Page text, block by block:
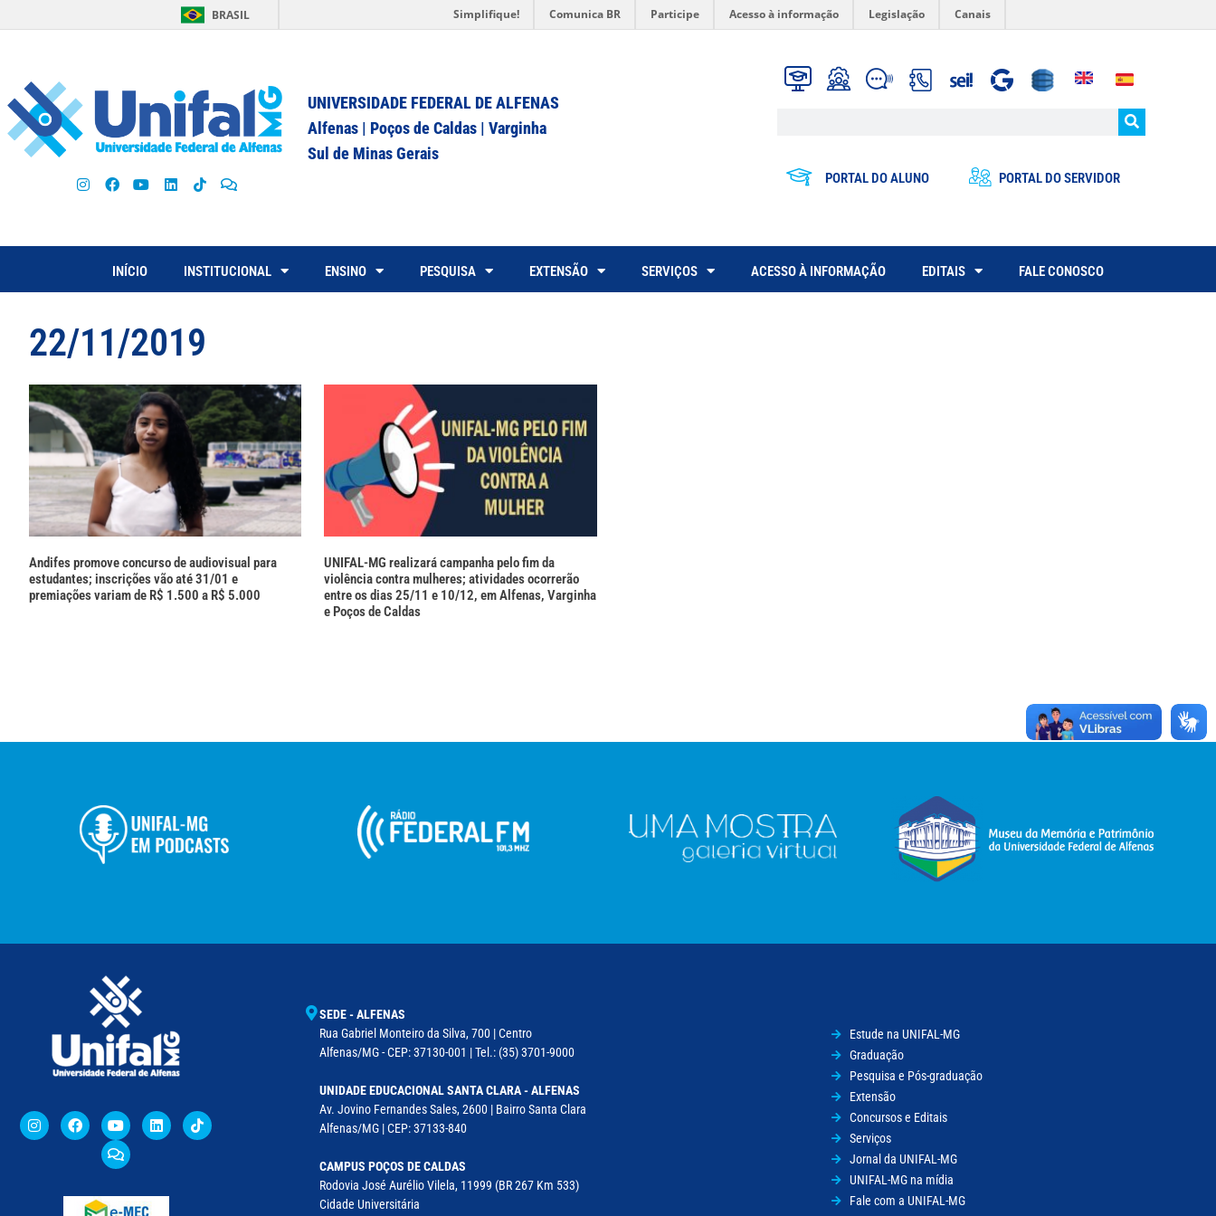
BRASIL Simplifique! Comunica BR Participe Acesso à informação Legislação Canais
UNIVERSIDADE FEDERAL DE ALFENAS
Alfenas | Poços de Caldas | Varginha
Sul de Minas Gerais
PORTAL DO ALUNO PORTAL DO SERVIDOR
INÍCIO INSTITUCIONAL ENSINO PESQUISA EXTENSÃO SERVIÇOS ACESSO À INFORMAÇÃO EDITAIS FALE CONOSCO
22/11/2019
Andifes promove concurso de audiovisual para
estudantes; inscrições vão até 31/01 e
premiações variam de R$ 1.500 a R$ 5.000
UNIFAL-MG realizará campanha pelo fim da
violência contra mulheres; atividades ocorrerão
entre os dias 25/11 e 10/12, em Alfenas, Varginha
e Poços de Caldas
SEDE - ALFENAS
Rua Gabriel Monteiro da Silva, 700 | Centro
Alfenas/MG - CEP: 37130-001 | Tel.: (35) 3701-9000
UNIDADE EDUCACIONAL SANTA CLARA - ALFENAS
Av. Jovino Fernandes Sales, 2600 | Bairro Santa Clara
Alfenas/MG | CEP: 37133-840
CAMPUS POÇOS DE CALDAS
Rodovia José Aurélio Vilela, 11999 (BR 267 Km 533)
Cidade Universitária
Estude na UNIFAL-MG
Graduação
Pesquisa e Pós-graduação
Extensão
Concursos e Editais
Serviços
Jornal da UNIFAL-MG
UNIFAL-MG na mídia
Fale com a UNIFAL-MG